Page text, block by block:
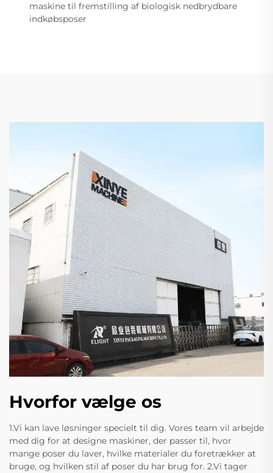
maskine til fremstilling af biologisk nedbrydbare
indkøbsposer
Hvorfor vælge os
1.Vi kan lave løsninger specielt til dig. Vores team vil arbejde
med dig for at designe maskiner, der passer til, hvor
mange poser du laver, hvilke materialer du foretrækker at
bruge, og hvilken stil af poser du har brug for. 2.Vi tager